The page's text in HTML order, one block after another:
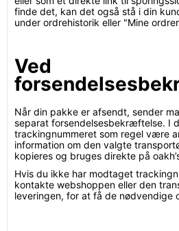
finde det, kan det også stå i din
under ordrehistorik eller "Mine
Ved
Når din pakke er afsendt, sender
separat forsendelsesbekræftelse. I
trackingnummeret som regel være
information om den valgte
kopieres og bruges direkte på
Hvis du ikke har modtaget
kontakte webshoppen eller den
leveringen, for at få de nødvendige